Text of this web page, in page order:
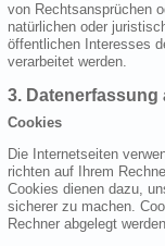
von Rechtsansprüchen
natürlichen oder
öffentlichen Interesses
verarbeitet werden.
3. Datenerfassung
Cookies
Die Internetseiten
richten auf Ihrem
Cookies dienen dazu,
sicherer zu machen.
Rechner abgelegt